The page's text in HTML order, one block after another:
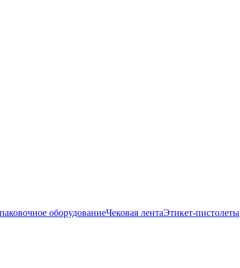
оборудованиеЧековая лентаЭтикет-пистолеты